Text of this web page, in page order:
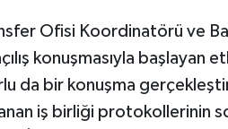
Ofisi Koordinatörü ve
konuşmasıyla başlayan
da bir konuşma
iş birliği protokollerinin